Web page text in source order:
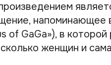
напоминающее
of GaGa»), в
женщин и